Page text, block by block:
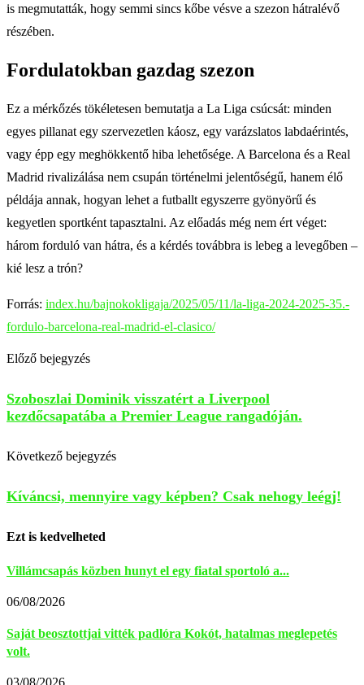
is megmutatták, hogy semmi sincs kőbe vésve a szezon hátralévő
részében.
Fordulatokban gazdag szezon
Ez a mérkőzés tökéletesen bemutatja a La Liga csúcsát: minden
egyes pillanat egy szervezetlen káosz, egy varázslatos labdaérintés,
vagy épp egy meghökkentő hiba lehetősége. A Barcelona és a Real
Madrid rivalizálása nem csupán történelmi jelentőségű, hanem élő
példája annak, hogyan lehet a futballt egyszerre gyönyörű és
kegyetlen sportként tapasztalni. Az előadás még nem ért véget:
három forduló van hátra, és a kérdés továbbra is lebeg a levegőben –
kié lesz a trón?
Forrás: index.hu/bajnokokligaja/2025/05/11/la-liga-2024-2025-35.-
fordulo-barcelona-real-madrid-el-clasico/
Előző bejegyzés
Szoboszlai Dominik visszatért a Liverpool
kezdőcsapatába a Premier League rangadóján.
Következő bejegyzés
Kíváncsi, mennyire vagy képben? Csak nehogy leégj!
Ezt is kedvelheted
Villámcsapás közben hunyt el egy fiatal sportoló a...
06/08/2026
Saját beosztottjai vitték padlóra Kokót, hatalmas meglepetés
volt.